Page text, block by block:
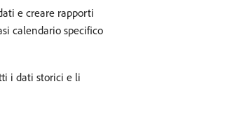
e creare rapporti
calendario specifico
i dati storici e li